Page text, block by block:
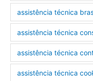
assistência técnica
assistência técnica
assistência técnica
assistência técnica